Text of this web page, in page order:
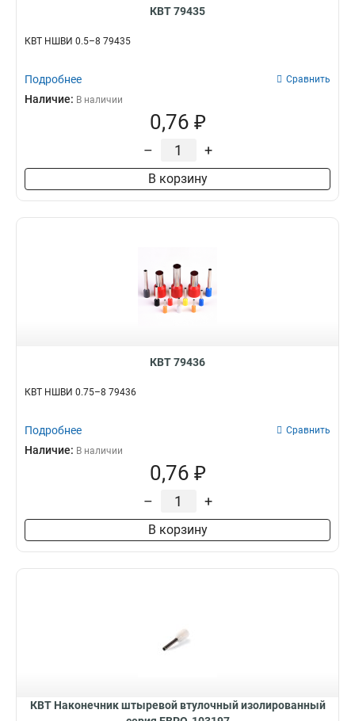
КВТ 79435
КВТ НШВИ 0.5–8 79435
Подробнее Сравнить
Наличие: В наличии
0,76 ₽
– +
В корзину
КВТ 79436
КВТ НШВИ 0.75–8 79436
Подробнее Сравнить
Наличие: В наличии
0,76 ₽
– +
В корзину
КВТ Наконечник штыревой втулочный изолированный